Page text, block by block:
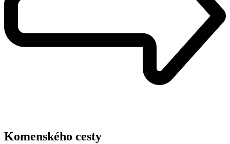
Komenského cesty